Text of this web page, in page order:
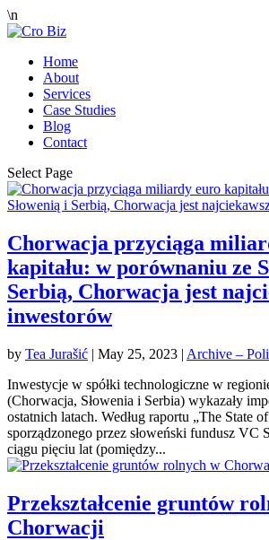
\n
Home
About
Services
Case Studies
Blog
Contact
Select Page
Chorwacja przyciąga
kapitału: w porównaniu ze
Serbią, Chorwacja jest
inwestorów
by Tea Jurašić | May 25, 2023 | Archive –
Inwestycje w spółki technologiczne w
(Chorwacja, Słowenia i Serbia) wykazały
ostatnich latach. Według raportu „The State
sporządzonego przez słoweński fundusz VC
ciągu pięciu lat (pomiędzy...
Przekształcenie gruntów
Chorwacji